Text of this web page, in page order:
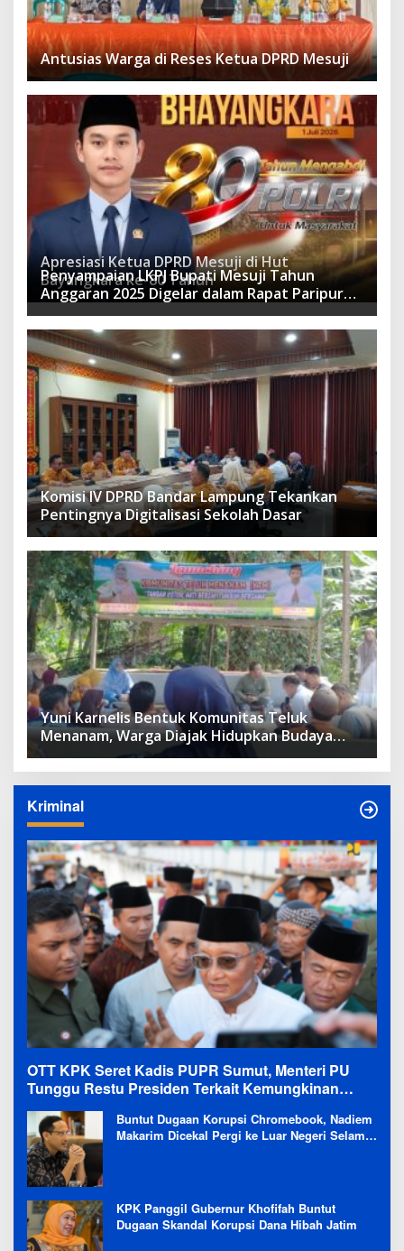
Antusias Warga di Reses Ketua DPRD Mesuji
Apresiasi Ketua DPRD Mesuji di Hut
Bayangkara ke-80 Tahun
Penyampaian LKPJ Bupati Mesuji Tahun
Anggaran 2025 Digelar dalam Rapat Paripurna
DPRD
Komisi IV DPRD Bandar Lampung Tekankan
Pentingnya Digitalisasi Sekolah Dasar
Yuni Karnelis Bentuk Komunitas Teluk
Menanam, Warga Diajak Hidupkan Budaya
Tanam
Kriminal
OTT KPK Seret Kadis PUPR Sumut, Menteri PU
Tunggu Restu Presiden Terkait Kemungkinan
Evaluasi Besar
Buntut Dugaan Korupsi Chromebook, Nadiem
Makarim Dicekal Pergi ke Luar Negeri Selama
KPK Panggil Gubernur Khofifah Buntut
Dugaan Skandal Korupsi Dana Hibah Jatim